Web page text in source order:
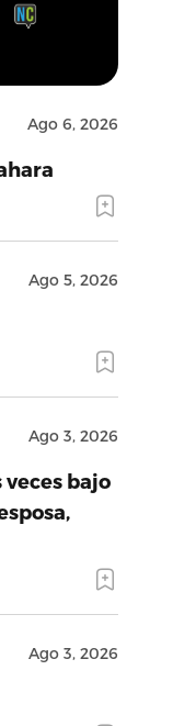
Ago 6, 2026
Ago 5, 2026
Ago 3, 2026
veces bajo
Ago 3, 2026